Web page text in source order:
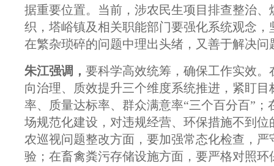
据重要位置。当前，涉农民生项目排查整治
织，塔峪镇及相关职能部门要强化系统观念
在繁杂琐碎的问题中理出头绪，又善于解决
朱江强调， 要科学高效统筹，确保工作实效
向治理、质效提升三个维度系统推进，紧盯
率、质量达标率、群众满意率“三个百分百”
场规范化建设，对违规经营、环保措施不到
农巡视问题整改方面，要加强常态化检查，
验；在畜禽粪污存储设施方面，要严格对照